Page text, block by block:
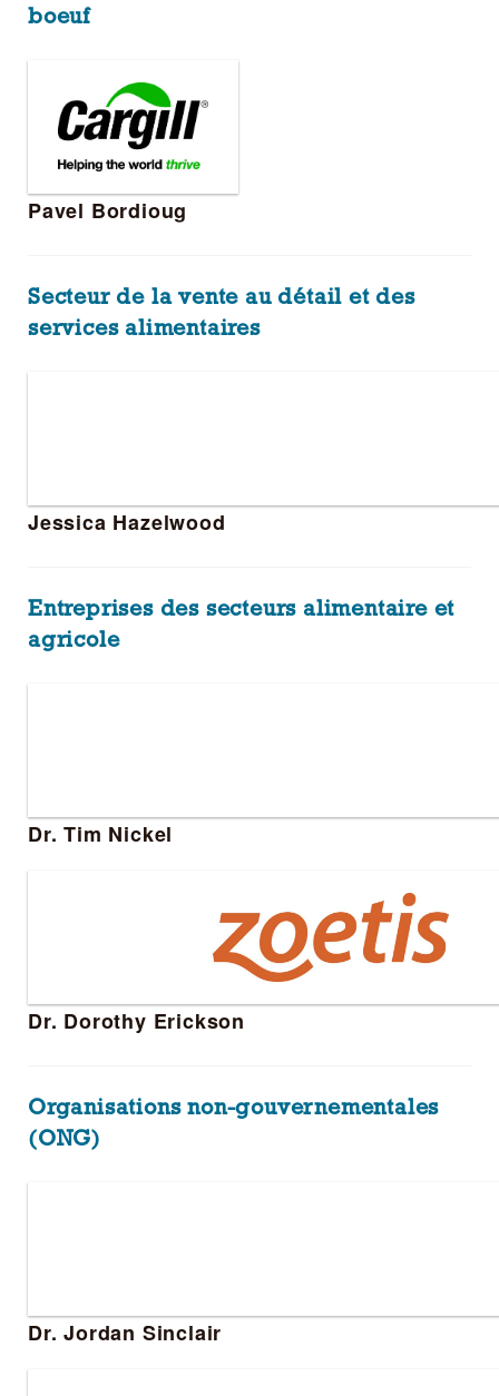
boeuf
Pavel Bordioug
Secteur de la vente au détail et des
services alimentaires
Jessica Hazelwood
Entreprises des secteurs alimentaire et
agricole
Dr. Tim Nickel
Dr. Dorothy Erickson
Organisations non-gouvernementales
(ONG)
Dr. Jordan Sinclair